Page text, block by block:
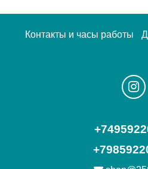
Контакты и часы работы